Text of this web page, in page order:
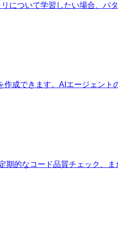
について学習したい場合、パ
成できます。AIエージェント
的なコード品質チェック、